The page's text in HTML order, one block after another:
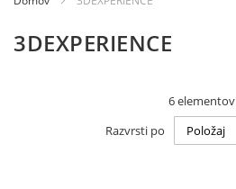
3DEXPERIENCE
6elementov
Razvrsti po